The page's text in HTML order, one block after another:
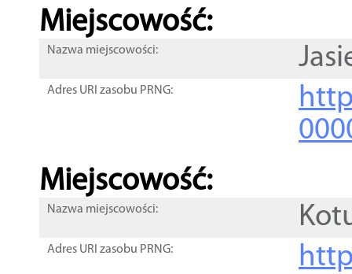
Miejscowość:
Nazwa miejscowości:
Adres URI zasobu PRNG:
Miejscowość:
Nazwa miejscowości:
Adres URI zasobu PRNG: